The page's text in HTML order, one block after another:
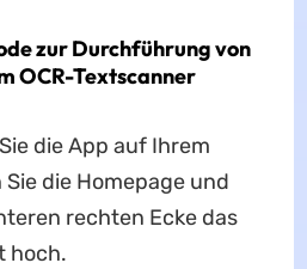
zur Durchführung von
OCR-Textscanner
die App auf Ihrem
die Homepage und
rechten Ecke das
hoch.